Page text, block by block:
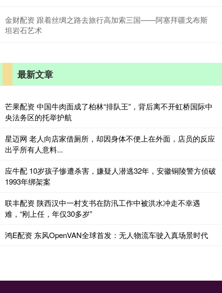
金财配资 跟着丝绸之路去旅行高加索三国——阿塞拜疆戈布斯
坦岩石艺术
最新文章
芒果配资 中国牛肉面成了柏林“排队王”，背后离不开虹桥国际中
央法务区的托举护航
星迈网 老人向店家借厕所，却因身体不便上在外面，店员的反应
出乎所有人意料...
应牛配 10岁孩子惨遭杀害，嫌疑人潜逃32年，安徽铜陵警方侦破
1993年绑架案
联丰配资 陕西汉中一村支书在防汛工作中被洪水冲走不幸遇
难，“刚上任，年仅30多岁”
鸿E配资 东风OpenVAN全球首发：无人物流车驶入真场景时代